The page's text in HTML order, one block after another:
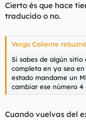
Cierto és que hace
traducido o no.
Verga Caliente
Si sabes de algún
completa en ya sea
estado mandame un
cambiar ese número 4
Cuando vuelvas del